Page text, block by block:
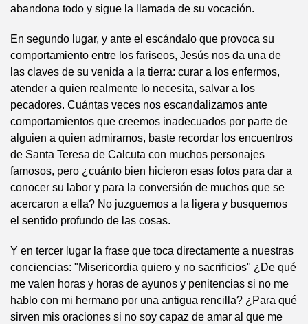
abandona todo y sigue la llamada de su vocación.
En segundo lugar, y ante el escándalo que provoca su
comportamiento entre los fariseos, Jesús nos da una de
las claves de su venida a la tierra: curar a los enfermos,
atender a quien realmente lo necesita, salvar a los
pecadores. Cuántas veces nos escandalizamos ante
comportamientos que creemos inadecuados por parte de
alguien a quien admiramos, baste recordar los encuentros
de Santa Teresa de Calcuta con muchos personajes
famosos, pero ¿cuánto bien hicieron esas fotos para dar a
conocer su labor y para la conversión de muchos que se
acercaron a ella? No juzguemos a la ligera y busquemos
el sentido profundo de las cosas.
Y en tercer lugar la frase que toca directamente a nuestras
conciencias: "Misericordia quiero y no sacrificios" ¿De qué
me valen horas y horas de ayunos y penitencias si no me
hablo con mi hermano por una antigua rencilla? ¿Para qué
sirven mis oraciones si no soy capaz de amar al que me